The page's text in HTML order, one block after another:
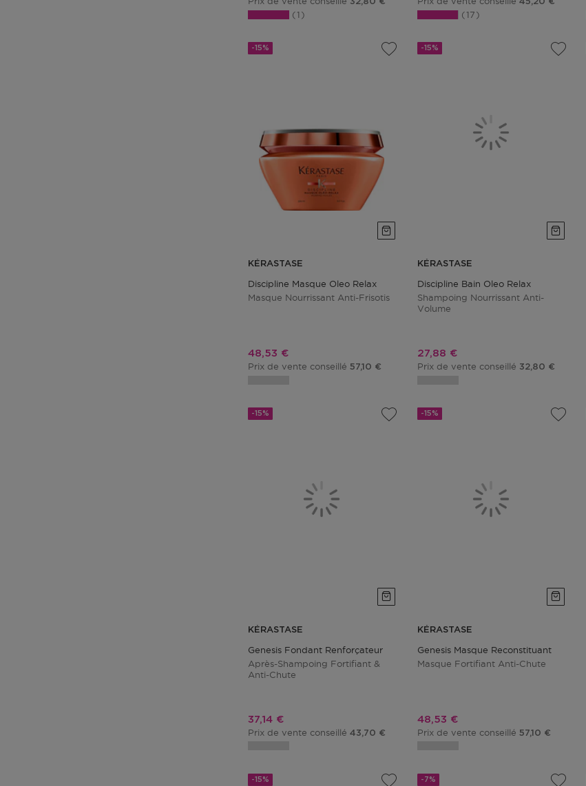
32,80 €
1
45,20 €
17
-15%
KÉRASTASE
Discipline Masque Oleo Relax
Masque Nourrissant Anti-Frisotis
Prix promotionnel
48,53 €
Prix de vente conseillé 57,10 €
-15%
KÉRASTASE
Discipline Bain Oleo Relax
Shampoing Nourrissant Anti-
Volume
Prix promotionnel
27,88 €
Prix de vente conseillé 32,80 €
-15%
KÉRASTASE
Genesis Fondant Renforçateur
Après-Shampoing Fortifiant &
Anti-Chute
Prix promotionnel
37,14 €
Prix de vente conseillé 43,70 €
-15%
KÉRASTASE
Genesis Masque Reconstituant
Masque Fortifiant Anti-Chute
Prix promotionnel
48,53 €
Prix de vente conseillé 57,10 €
-15% -7%